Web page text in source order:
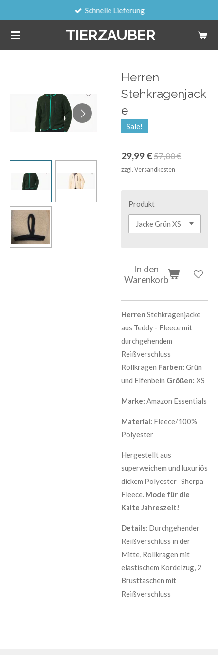
springen
TIERZAUBER
Schnelle Lieferung
Herren
Stehkragenjack
e
Sale!
29,99 €57,00 €
zzgl. Versandkosten
Produkt
In den
Warenkorb
Herren Stehkragenjacke
aus Teddy - Fleece mit
durchgehendem
Reißverschluss
Rollkragen Farben: Grün
und Elfenbein Größen: XS
Marke: Amazon Essentials
Material: Fleece/100%
Polyester
Hergestellt aus
superweichem und luxuriös
dickem Polyester- Sherpa
Fleece. Mode für die
Kalte Jahreszeit!
Details: Durchgehender
Reißverschluss in der
Mitte, Rollkragen mit
elastischem Kordelzug, 2
Brusttaschen mit
Reißverschluss